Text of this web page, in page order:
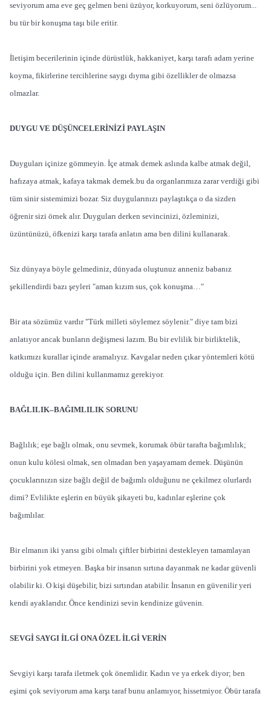
seviyorum ama eve geç gelmen beni üzüyor, korkuyorum, seni özlüyorum...
bu tür bir konuşma taşı bile eritir.
İletişim becerilerinin içinde dürüstlük, hakkaniyet, karşı tarafı adam yerine
koyma, fikirlerine tercihlerine saygı dıyma gibi özellikler de olmazsa
olmazlar.
DUYGU VE DÜŞÜNCELERİNİZİ PAYLAŞIN
Duyguları içinize gömmeyin. İçe atmak demek aslında kalbe atmak değil,
hafızaya atmak, kafaya takmak demek.bu da organlarımıza zarar verdiği gibi
tüm sinir sistemimizi bozar. Siz duygularınızı paylaştıkça o da sizden
öğrenir sizi örnek alır. Duyguları derken sevincinizi, özleminizi,
üzüntünüzü, öfkenizi karşı tarafa anlatın ama ben dilini kullanarak.
Siz dünyaya böyle gelmediniz, dünyada oluştunuz anneniz babanız
şekillendirdi bazı şeyleri "aman kızım sus, çok konuşma…"
Bir ata sözümüz vardır "Türk milleti söylemez söylenir." diye tam bizi
anlatıyor ancak bunların değişmesi lazım. Bu bir evlilik bir birliktelik,
katkımızı kurallar içinde aramalıyız. Kavgalar neden çıkar yöntemleri kötü
olduğu için. Ben dilini kullanmamız gerekiyor.
BAĞLILIK–BAĞIMLILIK SORUNU
Bağlılık; eşe bağlı olmak, onu sevmek, korumak öbür tarafta bağımlılık;
onun kulu kölesi olmak, sen olmadan ben yaşayamam demek. Düşünün
çocuklarınızın size bağlı değil de bağımlı olduğunu ne çekilmez olurlardı
dimi? Evlilikte eşlerin en büyük şikayeti bu, kadınlar eşlerine çok
bağımlılar.
Bir elmanın iki yarısı gibi olmalı çiftler birbirini destekleyen tamamlayan
birbirini yok etmeyen. Başka bir insanın sırtına dayanmak ne kadar güvenli
olabilir ki. O kişi düşebilir, bizi sırtından atabilir. İnsanın en güvenilir yeri
kendi ayaklarıdır. Önce kendinizi sevin kendinize güvenin.
SEVGİ SAYGI İLGİ ONA ÖZEL İLGİ VERİN
Sevgiyi karşı tarafa iletmek çok önemlidir. Kadın ve ya erkek diyor; ben
eşimi çok seviyorum ama karşı taraf bunu anlamıyor, hissetmiyor. Öbür tarafa